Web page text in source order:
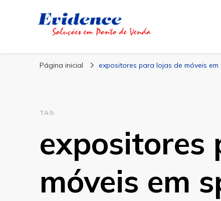
Blog Evidence
Página inicial expositores para lojas de móveis em
TAG
expositores
móveis em